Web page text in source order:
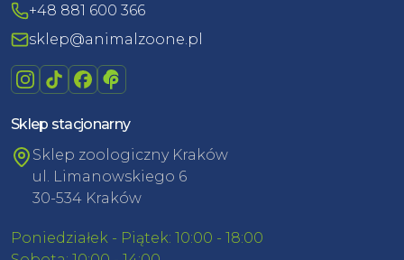
+48 881 600 366
sklep@animalzoone.pl
Sklep stacjonarny
Sklep zoologiczny Kraków
ul. Limanowskiego 6
30-534 Kraków
Poniedziałek - Piątek: 10:00 - 18:00